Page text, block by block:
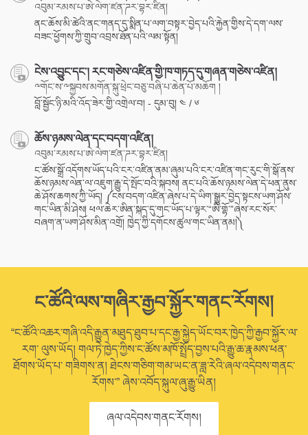
འབུམ་རམས་པ་ཨེ་ལེག་ཛན་ཌར་བྷར་ཛིན།
ནང་ཆོས་མི་ཚེའི་ནང་གནད་དུ་སྨིན་པ་ལག་བསྟར་བྱེད་པའི་རྐྱེན་གྱིས་དེ་དག་ལས་
བཟང་ཕྱོགས་ཀྱི་གྲུབ་འབྲས་ཐོན་པའི་ལམ་སྟོན།
ངེས་འབྱུང་དང་། རང་གཅེས་འཛིན་གྱི་ཁ་གཏད་དུ་གཞན་གཅེས་འཛིན།
༸གོང་ས་༸སྐྱབས་མགོན་སྐུ་ཕྲེང་བཅུ་བཞི་པ་ཆེན་པོ་མཆོག །
བློ་སྦྱོང་ཉི་མའི་འོད་ཟེར་གྱི་འགྲེལ་བ། - དུམ་བུ། ༤ / ༦
ཆོས་ཉམས་ལེན་དང་བདག་འཛིན།
འབུམ་རམས་པ་ཨེ་ལེག་ཛན་ཌར་བྷར་ཛིན།
ང་ཚོས་སྒྲོ་འདོགས་ཡོད་པའི་ངར་འཛིན་ནམ་ཞུམ་པའི་ངར་འཛིན་གང་རུང་གི་སྒོ་ནས་
ཆོས་ཉམས་ལེན་ལ་འཇུག་རྒྱུ་དེ་སྤོང་བའི་སྐབས། ནང་པའི་ཆོས་ཉམས་ལེན་དེ་ཕན་ནུས་
ཆེ་ཤོས་ཆགས་ཀྱི་ཡོད། ༼ངས་བདག་འཛིན་ཞེས་པ་དེ་ཡིག་སྒྱུར་བྱེད་སྟངས་ཡག་ཤོས་
གང་ཡིན་མི་ཤེས། ཕལ་ཆེར་ཨིན་སྐད་དུ་གང་ཡོད་པ་ལྟར་“ཨི་གྷོ་”ཞེས་རང་སོར་
བཞག་ན་ཡག་ཤོས་མིན་འགྲོ། ཁྱེད་ཀྱི་དགོངས་ཚུལ་གང་ཡིན་ནམ།༽
ང་ཚོའི་ལས་གཞིར་རྒྱབ་སྐྱོར་གནང་རོགས།
“ང་ཚོའི་འཆར་གཞི་འདི་རྒྱུན་མཐུད་ཐུབ་པ་དང་རྒྱ་སྐྱེད་ཡོང་བར་ཁྱེད་ཀྱི་རྒྱབ་སྐྱོར་ལ་
རག་ ལུས་ཡོད། གལ་ཏེ་ཁྱེད་ཀྱིས་ང་ཚོས་མཁོ་སྤྲོད་བྱས་པའི་རྒྱུ་ཆ་རྣམས་ཕན་
ཐོགས་ཡོད་པ་ གཟིགས་ན། ཐེངས་གཅིག་གམ་ཡང་ན་ཟླ་རེའི་ཞལ་འདེབས་གནང་
རོགས་” ཞེས་འབོད་སྐུལ་ཞུ་རྒྱུ་ཡིན།
ཞལ་འདེབས་གནང་རོགས།